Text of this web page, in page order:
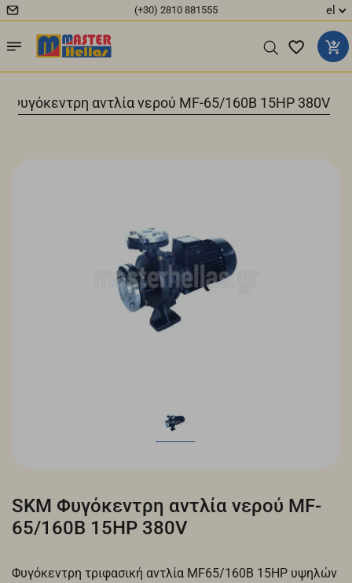
(+30) 2810 881555 el
Φυγόκεντρη αντλία νερού MF-65/160B 15HP 380V
SKM Φυγόκεντρη αντλία νερού MF-
65/160B 15HP 380V
Φυγόκεντρη τριφασική αντλία MF65/160B 15HP υψηλών